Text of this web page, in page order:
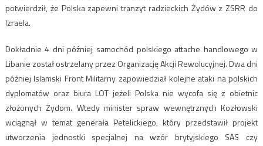
potwierdził, że Polska zapewni tranzyt radzieckich Żydów z ZSRR do
Izraela.
Dokładnie 4 dni później samochód polskiego attache handlowego w
Libanie został ostrzelany przez Organizację Akcji Rewolucyjnej. Dwa dni
później Islamski Front Militarny zapowiedział kolejne ataki na polskich
dyplomatów oraz biura LOT jeżeli Polska nie wycofa się z obietnic
złożonych Żydom. Wtedy minister spraw wewnętrznych Kozłowski
wciągnął w temat generała Petelickiego, który przedstawił projekt
utworzenia jednostki specjalnej na wzór brytyjskiego SAS czy